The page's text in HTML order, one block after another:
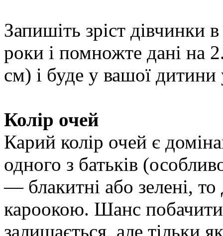
Запишіть зріст дівчинки
роки і помножте дані на
см) і буде у вашої дитини
Колір очей
Карий колір очей є
одного з батьків
— блакитні або зелені,
кароокою. Шанс
залишається, але тільки